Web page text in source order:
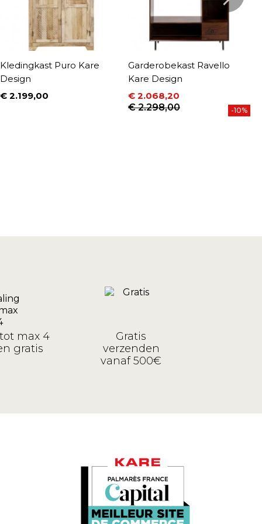
Kledingkast Puro Kare
Design
Prijs
€ 2.199,00
Garderobekast Ravello
Kare Design
Prijs
€ 2.068,20
Normale prijs
€ 2.298,00 -10%
max 4
gratis
Gratis
verzenden
vanaf 500€